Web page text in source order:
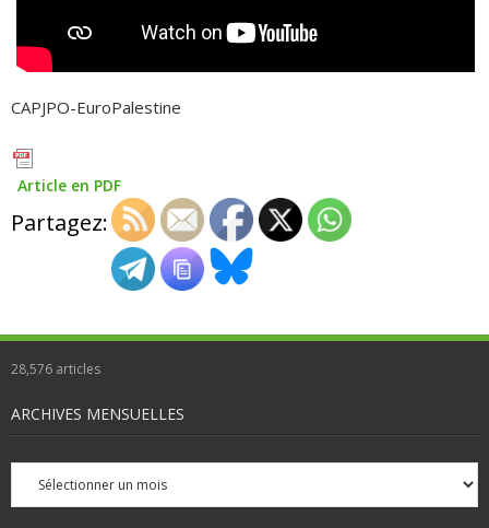
CAPJPO-EuroPalestine
Article en PDF
Partagez:
28,576 articles
ARCHIVES MENSUELLES
Archives
mensuelles